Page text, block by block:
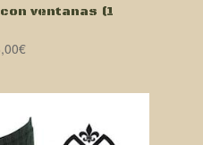
ventanas (1
€